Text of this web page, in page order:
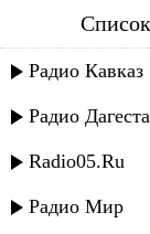
Радио Кавказ
Радио
Radio05.Ru
Радио Мир